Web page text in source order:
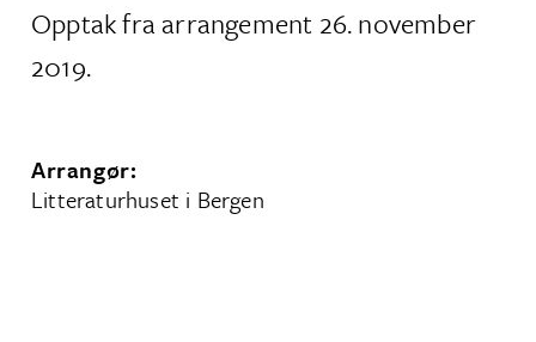
Opptak fra arrangement 26. november
2019.
Arrangør:
Litteraturhuset i Bergen